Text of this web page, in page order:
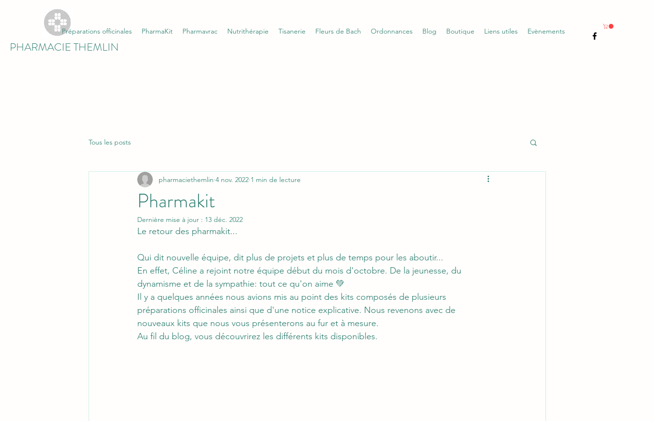
PHARMACIE THEMLIN
Préparations officinales PharmaKit Pharmavrac Nutrithérapie Tisanerie Fleurs de Bach Ordonnances Blog Boutique Liens utiles Evènements
Tous les posts
Pharmakit
pharmaciethemlin 4 nov. 2022 1 min de lecture
Dernière mise à jour : 13 déc. 2022
Le retour des pharmakit...
Qui dit nouvelle équipe, dit plus de projets et plus de temps pour les aboutir...
En effet, Céline a rejoint notre équipe début du mois d'octobre. De la jeunesse, du
dynamisme et de la sympathie: tout ce qu'on aime 💚
Il y a quelques années nous avions mis au point des kits composés de plusieurs
préparations officinales ainsi que d'une notice explicative. Nous revenons avec de
nouveaux kits que nous vous présenterons au fur et à mesure.
Au fil du blog, vous découvrirez les différents kits disponibles.